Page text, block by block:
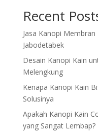
Recent
Jasa Kanopi
Jabodetabek
Desain Kanopi Kain
Melengkung
Kenapa Kanopi Kain
Solusinya
Apakah Kanopi Kain
yang Sangat Lembap?